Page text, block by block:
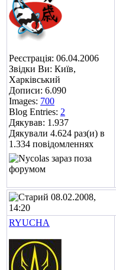
Реєстрація: 06.04.2006
Звідки Ви: Київ,
Харківський
Дописи: 6.090
Images: 700
Blog Entries: 2
Дякував: 1.937
Дякували 4.624 раз(и) в
1.334 повідомленнях
08.02.2008,
14:20
RYUCHA